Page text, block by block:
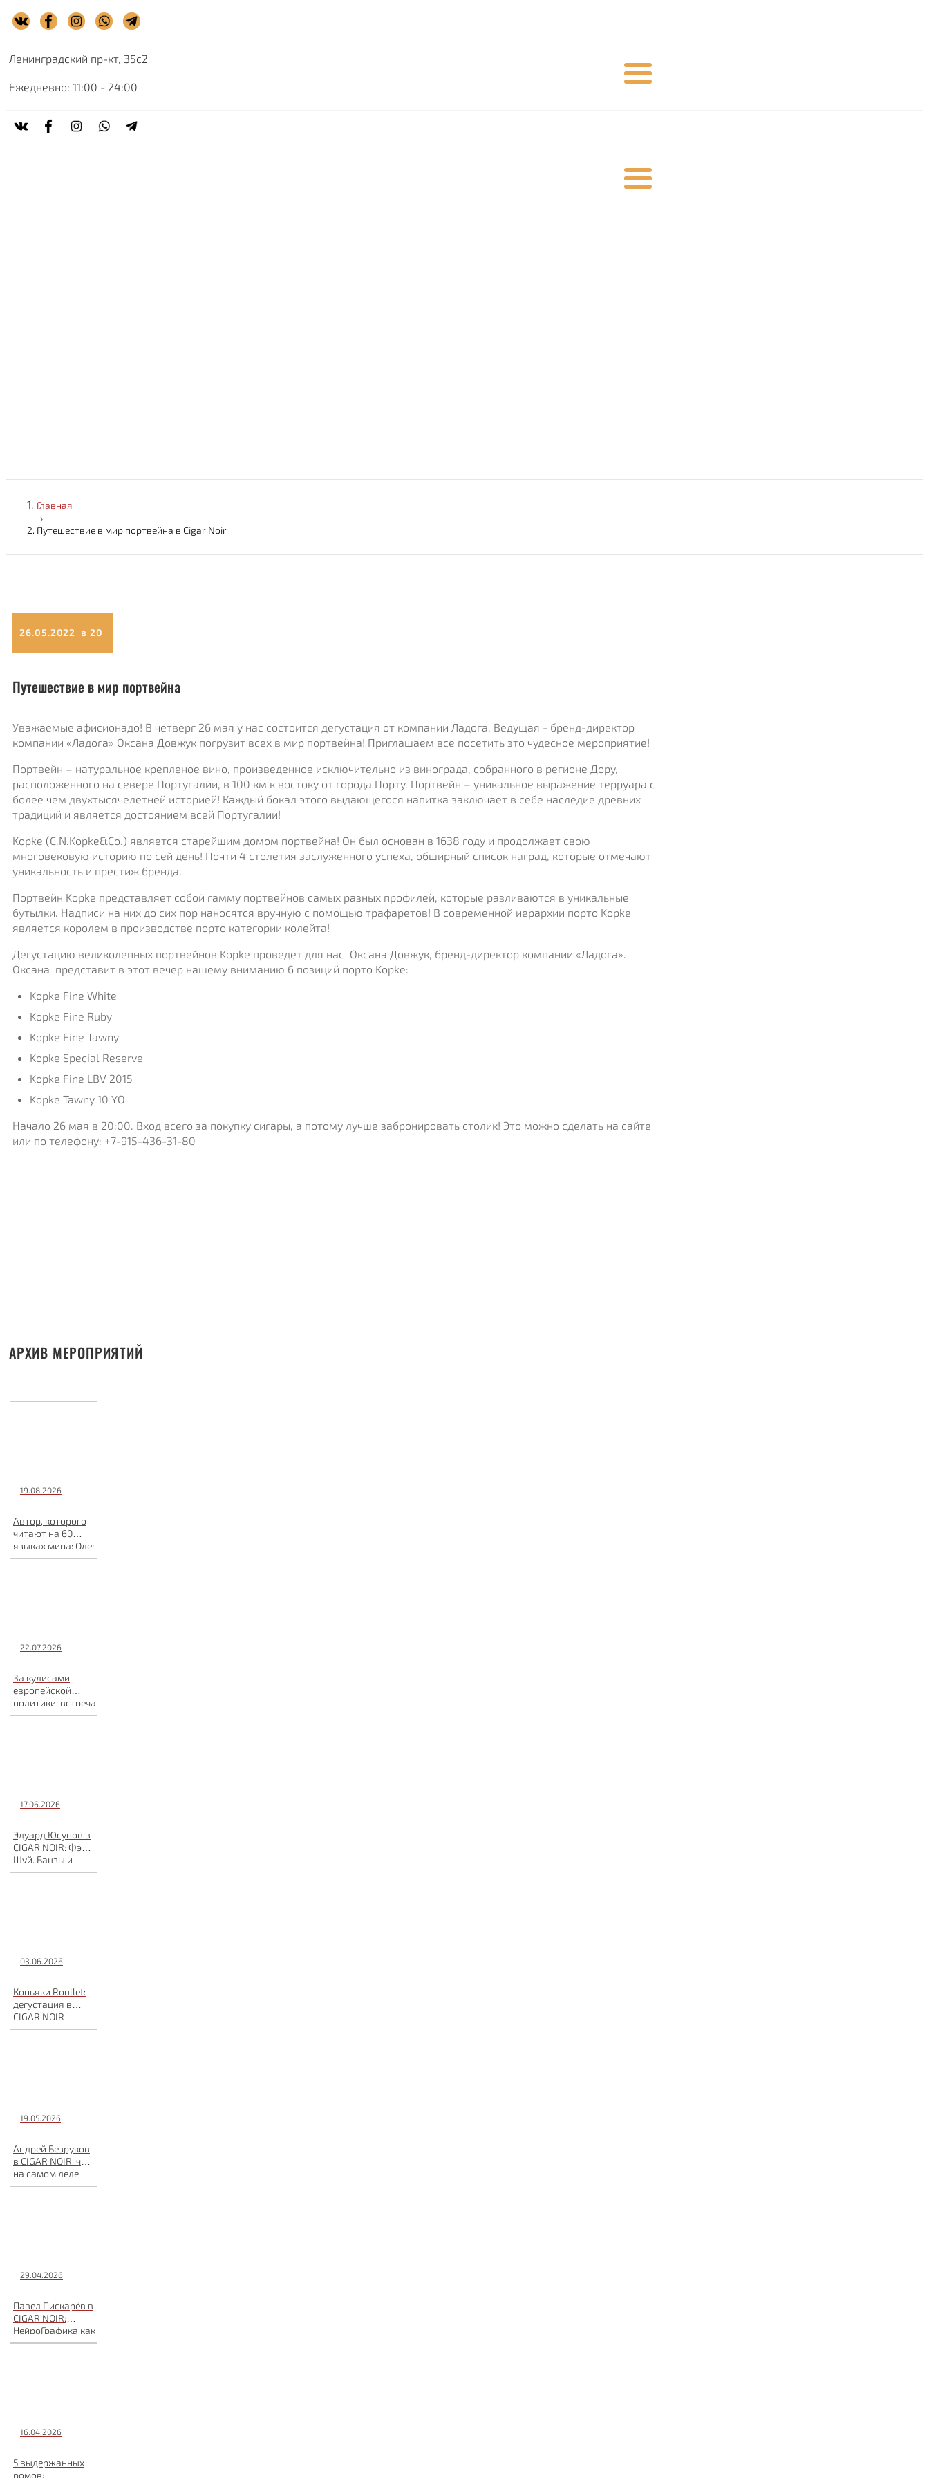
Ленинградский пр-кт, 35с2
Ежедневно: 11:00 - 24:00
Главная
›
Путешествие в мир портвейна в Cigar Noir
26.05.2022 в 20
Путешествие в мир портвейна
Уважаемые афисионадо! В четверг 26 мая у нас состоится дегустация от компании Ладога. Ведущая - бренд-директор
компании «Ладога» Оксана Довжук погрузит всех в мир портвейна! Приглашаем все посетить это чудесное мероприятие!
Портвейн – натуральное крепленое вино, произведенное исключительно из винограда, собранного в регионе Дору,
расположенного на севере Португалии, в 100 км к востоку от города Порту. Портвейн – уникальное выражение терруара с
более чем двухтысячелетней историей! Каждый бокал этого выдающегося напитка заключает в себе наследие древних
традиций и является достоянием всей Португалии!
Kopke (С.N.Kopke&Co.) является старейшим домом портвейна! Он был основан в 1638 году и продолжает свою
многовековую историю по сей день! Почти 4 столетия заслуженного успеха, обширный список наград, которые отмечают
уникальность и престиж бренда.
Портвейн Kopke представляет собой гамму портвейнов самых разных профилей, которые разливаются в уникальные
бутылки. Надписи на них до сих пор наносятся вручную с помощью трафаретов! В современной иерархии порто Kopke
является королем в производстве порто категории колейта!
Дегустацию великолепных портвейнов Kopke проведет для нас Оксана Довжук, бренд-директор компании «Ладога».
Оксана представит в этот вечер нашему вниманию 6 позиций порто Kopke:
Kopke Fine White
Kopke Fine Ruby
Kopke Fine Tawny
Kopke Special Reserve
Kopke Fine LBV 2015
Kopke Tawny 10 YO
Начало 26 мая в 20:00. Вход всего за покупку сигары, а потому лучше забронировать столик! Это можно сделать на сайте
или по телефону: +7-915-436-31-80
АРХИВ МЕРОПРИЯТИЙ
19.08.2026
Автор, которого
читают на 60
языках мира: Олег
Рой в Cigar Noir
22.07.2026
За кулисами
европейской
политики: встреча
с политологом
17.06.2026
Эдуард Юсупов в
CIGAR NOIR: Фэн-
Шуй, Бацзы и
энергия времени
03.06.2026
Коньяки Roullet:
дегустация в
CIGAR NOIR
19.05.2026
Андрей Безруков
в CIGAR NOIR: что
на самом деле
происходит в
29.04.2026
Павел Пискарёв в
CIGAR NOIR:
НейроГрафика как
инструмент
16.04.2026
5 выдержанных
ромов: